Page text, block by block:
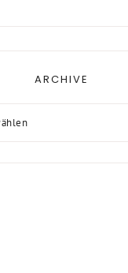
ARCHIVE